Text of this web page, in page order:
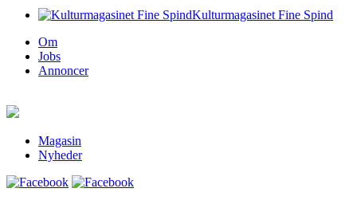
Kulturmagasinet Fine Spind
Om
Jobs
Annoncer
Magasin
Nyheder